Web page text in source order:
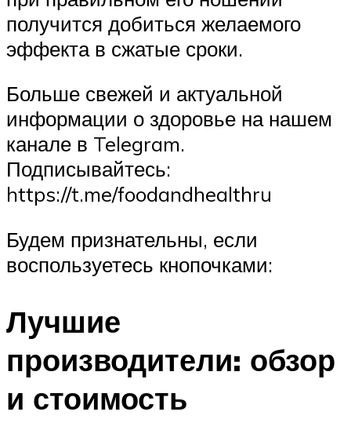
получится добиться желаемого
эффекта в сжатые сроки.
Больше свежей и актуальной
информации о здоровье на нашем
канале в Telegram.
Подписывайтесь:
https://t.me/foodandhealthru
Будем признательны, если
воспользуетесь кнопочками:
Лучшие
производители: обзор
и стоимость